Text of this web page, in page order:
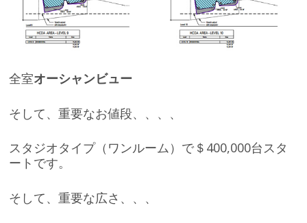
全室オーシャンビュー
そして、重要なお値段、、、、
スタジオタイプ（ワンルーム）で＄400,000台スタ
ートです。
そして、重要な広さ、、、